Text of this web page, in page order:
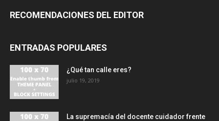
RECOMENDACIONES DEL EDITOR
ENTRADAS POPULARES
¿Qué tan calle eres?
julio 19, 2019
La supremacía del docente cuidador frente